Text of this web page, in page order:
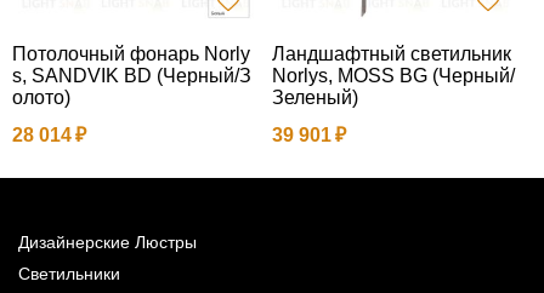
Потолочный фонарь Norly
s, SANDVIK BD (Черный/З
олото)
28 014
Ландшафтный светильник
Norlys, MOSS BG (Черный/
Зеленый)
39 901
Дизайнерские Люстры
Светильники